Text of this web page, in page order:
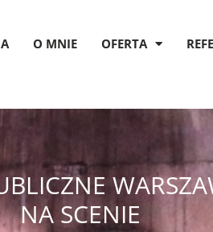
O MNIE OFERTA
NA SCENIE